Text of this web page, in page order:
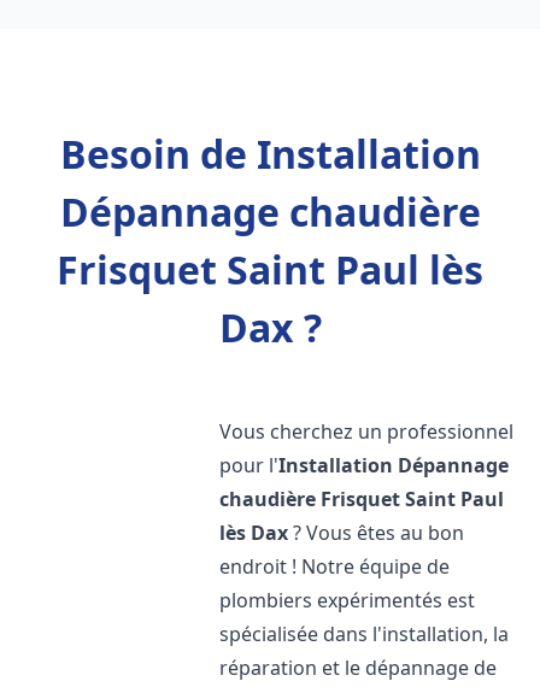
Besoin de Installation
Dépannage chaudière
Frisquet Saint Paul lès
Dax ?
Vous cherchez un professionnel
pour l'Installation Dépannage
chaudière FrisquetSaint Paul
lès Dax? Vous êtes au bon
endroit ! Notre équipe de
plombiers expérimentés est
spécialisée dans l'installation, la
réparation et le dépannage de